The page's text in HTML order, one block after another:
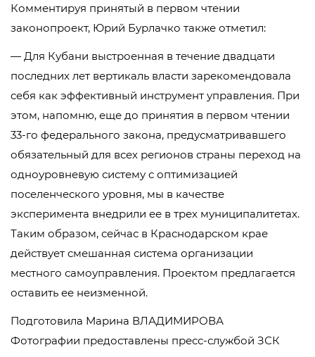
Комментируя принятый в первом чтении
законопроект, Юрий Бурлачко также отметил:
— Для Кубани выстроенная в течение двадцати
последних лет вертикаль власти зарекомендовала
себя как эффективный инструмент управления. При
этом, напомню, еще до принятия в первом чтении
33-го федерального закона, предусматривавшего
обязательный для всех регионов страны переход на
одноуровневую систему с оптимизацией
поселенческого уровня, мы в качестве
эксперимента внедрили ее в трех муниципалитетах.
Таким образом, сейчас в Краснодарском крае
действует смешанная система организации
местного самоуправления. Проектом предлагается
оставить ее неизменной.
Подготовила Марина ВЛАДИМИРОВА
Фотографии предоставлены пресс-службой ЗСК